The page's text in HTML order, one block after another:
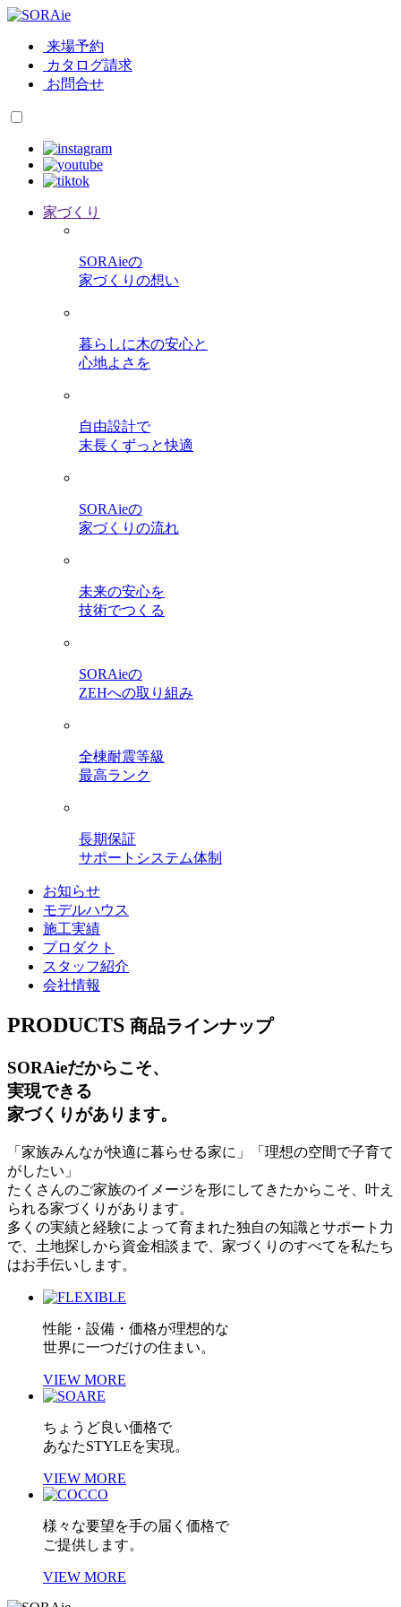
来場予約
カタログ請求
お問合せ
家づくり
SORAieの
家づくりの想い
暮らしに木の安心と
心地よさを
自由設計で
末長くずっと快適
SORAieの
家づくりの流れ
未来の安心を
技術でつくる
SORAieの
ZEHへの取り組み
全棟耐震等級
最高ランク
長期保証
サポートシステム体制
お知らせ
モデルハウス
施工実績
プロダクト
スタッフ紹介
会社情報
PRODUCTS 商品ラインナップ
SORAieだからこそ、
実現できる
家づくりがあります。
「家族みんなが快適に暮らせる家に」「理想の空間で子育て
がしたい」
たくさんのご家族のイメージを形にしてきたからこそ、叶え
られる家づくりがあります。
多くの実績と経験によって育まれた独自の知識とサポート力
で、土地探しから資金相談まで、家づくりのすべてを私たち
はお手伝いします。
性能・設備・価格が理想的な
世界に一つだけの住まい。
VIEW MORE
ちょうど良い価格で
あなたSTYLEを実現。
VIEW MORE
様々な要望を手の届く価格で
ご提供します。
VIEW MORE